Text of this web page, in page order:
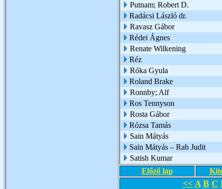
Putnam; Robert D.
Radácsi László dr.
Ravasz Gábor
Rédei Ágnes
Renate Wilkening
Réz
Róka Gyula
Roland Brake
Ronnby; Alf
Ros Tennyson
Rosta Gábor
Rózsa Tamás
Sain Mátyás
Sain Mátyás – Rab Judit
Satish Kumar
Előző lap
<< A B C